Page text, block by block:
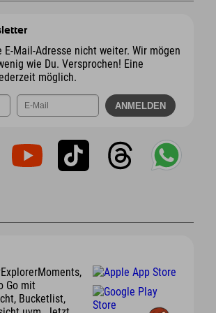
E-Mail-Adresse nicht weiter. Wir mögen
wie Du. Versprochen! Eine
möglich.
Go mit
Bucketlist,